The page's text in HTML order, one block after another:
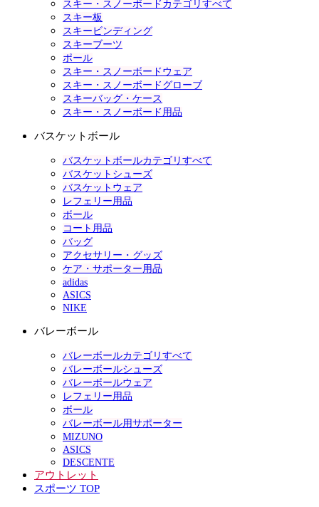
スキー・スノーボードカテゴリすべて
スキー板
スキービンディング
スキーブーツ
ポール
スキー・スノーボードウェア
スキー・スノーボードグローブ
スキーバッグ・ケース
スキー・スノーボード用品
バスケットボール
バスケットボールカテゴリすべて
バスケットシューズ
バスケットウェア
レフェリー用品
ボール
コート用品
バッグ
アクセサリー・グッズ
ケア・サポーター用品
adidas
ASICS
NIKE
バレーボール
バレーボールカテゴリすべて
バレーボールシューズ
バレーボールウェア
レフェリー用品
ボール
バレーボール用サポーター
MIZUNO
ASICS
DESCENTE
アウトレット
スポーツ TOP